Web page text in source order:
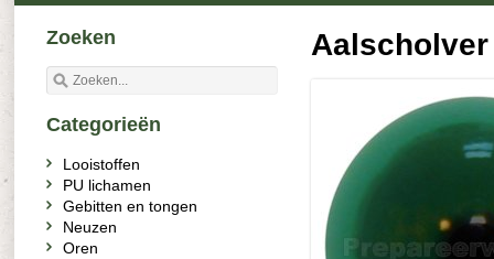
Zoeken
Categorieën
Looistoffen
PU lichamen
Gebitten en tongen
Neuzen
Oren